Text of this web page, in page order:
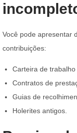
Você pode apresentar
contribuições:
Carteira de trabalho
Contratos de
Guias de
Holerites antigos.